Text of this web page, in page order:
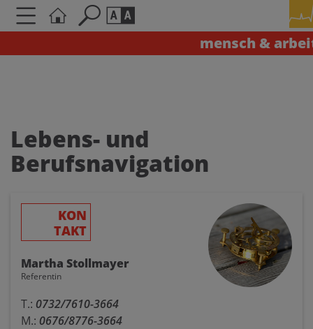
mensch &
A AA
Kontrasteinstellungen
A A A
Lebens- und
Berufsnavigation
KON
TAKT
Martha Stollmayer
Referentin
T.: 0732/7610-3664
M.: 0676/8776-3664